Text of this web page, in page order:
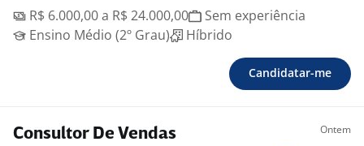
R$ 6.000,00 a R$ 24.000,00
Sem experiência
Ensino Médio (2º Grau)
Híbrido
Candidatar-me
Consultor De Vendas Ontem